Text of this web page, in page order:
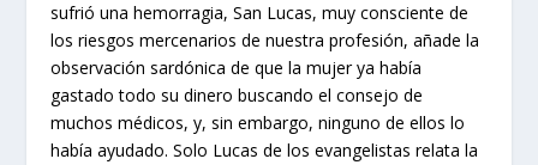
sufrió una hemorragia, San Lucas, muy consciente de
los riesgos mercenarios de nuestra profesión, añade la
observación sardónica de que la mujer ya había
gastado todo su dinero buscando el consejo de
muchos médicos, y, sin embargo, ninguno de ellos lo
había ayudado. Solo Lucas de los evangelistas relata la